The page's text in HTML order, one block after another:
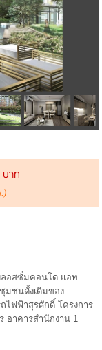
าท
ลอสซั่มคอนโด แอท
มชนดั้งเดิมของ
ไฟฟ้าสุรศักดิ์ โครงการ
อาคารสำนักงาน 1